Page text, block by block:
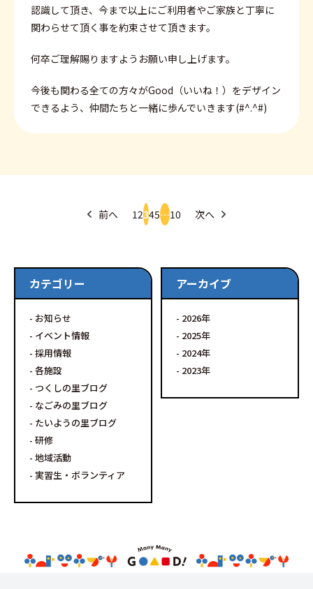
カテゴリー
お知らせ
イベント情報
採用情報
各施設
つくしの里ブログ
なごみの里ブログ
たいようの里ブログ
研修
地域活動
実習生・ボランティア
アーカイブ
2026
2025
2024
2023
認識して頂き、今まで以上にご利用者やご家族と丁寧に
関わらせて頂く事を約束させて頂きます。
何卒ご理解賜りますようお願い申し上げます。
今後も関わる全ての方々がGood（いいね！）をデザイン
できるよう、仲間たちと一緒に歩んでいきます(#^.^#)
前へ 12345…10 次へ